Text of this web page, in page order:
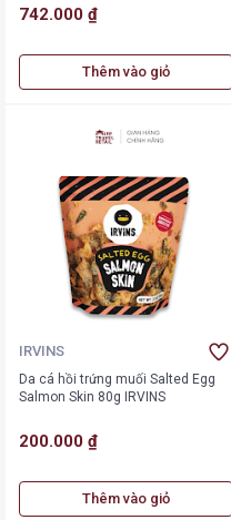
742.000 ₫
Thêm vào giỏ
IRVINS
Da cá hồi trứng muối Salted Egg
Salmon Skin 80g IRVINS
200.000 ₫
Thêm vào giỏ